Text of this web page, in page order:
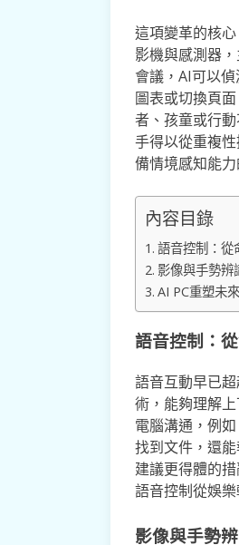
這項變革的核
影機與感測器
會議，AI可以
圖表或切換頁
者、孩童或行
手得以從重複
備情境感知能
內容目錄
語音控制：從
影像與手勢辨
AI PC重塑未
語音控制：
語音互動早已
術，能夠理解
電腦溝通，例
找到文件，還
建議更得體的
語音控制從娛
影像與手勢